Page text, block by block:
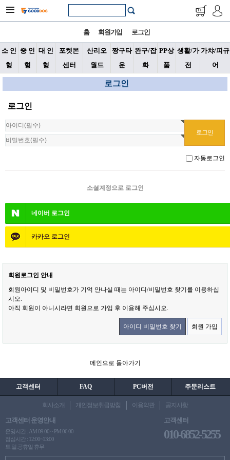
홈 회원가입 로그인
소 인
형
중 인
형
대 인
형
포켓몬
센터
산리오
월드
짱구타
운
완구/잡
화
PP상
품
생활/가
전
가챠/피규
어
로그인
로그인
자동로그인
소셜계정으로 로그인
네이버 로그인
카카오 로그인
회원로그인 안내
회원아이디 및 비밀번호가 기억 안나실 때는 아이디/비밀번호 찾기를 이용하십
시오.
아직 회원이 아니시라면 회원으로 가입 후 이용해 주십시오.
아이디 비밀번호 찾기 회원 가입
메인으로 돌아가기
고객센터 FAQ PC버전 주문리스트
회사소개 개인정보취급방침 이용약관 공지사항
고객센터 운영안내
운영시간 : AM 09:00 ~ PM 06:00
점심시간 : 12:00~13:00
토.일.공휴일 휴무
고객센터
010-6852-5255